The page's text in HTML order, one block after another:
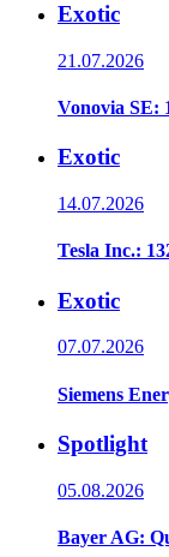
Exotic
21.07.2026
Vonovia SE:
Exotic
14.07.2026
Tesla Inc.:
Exotic
07.07.2026
Siemens
Spotlight
05.08.2026
Bayer AG: